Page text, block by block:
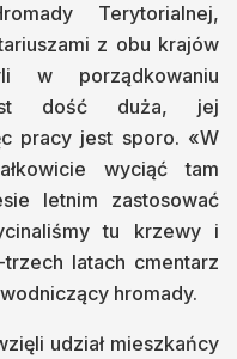
Terytorialnej,
z obu krajów
w porządkowaniu
dość duża, jej
pracy jest sporo. «W
wyciąć tam
letnim zastosować
tu krzewy i
latach cmentarz
hromady.
udział mieszkańcy